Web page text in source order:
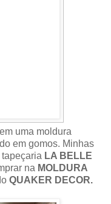
uma moldura
em gomos. Minhas
LA BELLE
na MOLDURA
QUAKER DECOR.